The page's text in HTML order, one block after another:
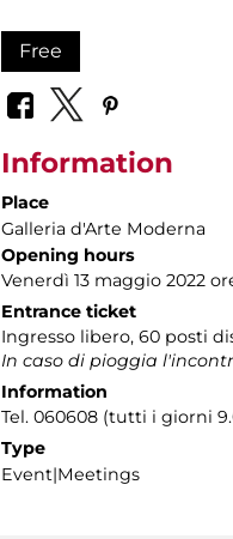
Free
Information
Place
Galleria d'Arte Moderna
Opening hours
Venerdì 13 maggio 2022
Entrance ticket
Ingresso libero, 60 posti
In caso di pioggia
Information
Tel. 060608 (tutti i giorni
Type
Event|Meetings